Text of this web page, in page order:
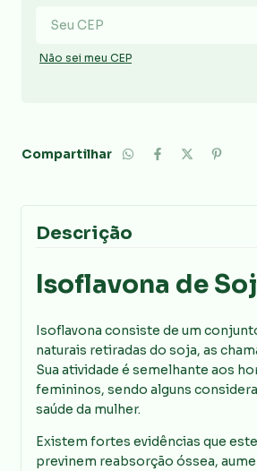
Não sei meu CEP
Compartilhar
Descrição
Isoflavona de
Isoflavona consiste de um
naturais retiradas do soja, as
Sua atividade é semelhante aos
femininos, sendo alguns
saúde da mulher.
Existem fortes evidências que
previnem reabsorção óssea,